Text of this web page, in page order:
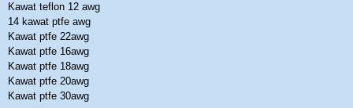
Kawat teflon 12 awg
14 kawat ptfe awg
Kawat ptfe 22awg
Kawat ptfe 16awg
Kawat ptfe 18awg
Kawat ptfe 20awg
Kawat ptfe 30awg